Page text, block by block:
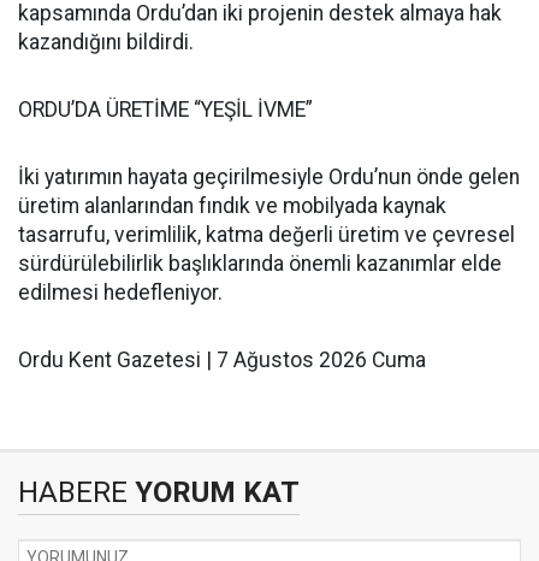
kapsamında Ordu’dan iki projenin destek almaya hak
kazandığını bildirdi.
ORDU’DA ÜRETİME “YEŞİL İVME”
İki yatırımın hayata geçirilmesiyle Ordu’nun önde gelen
üretim alanlarından fındık ve mobilyada kaynak
tasarrufu, verimlilik, katma değerli üretim ve çevresel
sürdürülebilirlik başlıklarında önemli kazanımlar elde
edilmesi hedefleniyor.
Ordu Kent Gazetesi | 7 Ağustos 2026 Cuma
HABERE YORUM KAT